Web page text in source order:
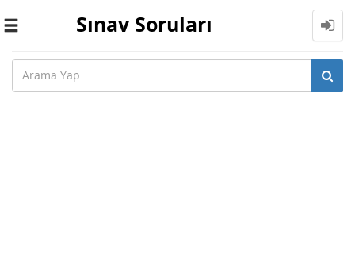
Toggle
Sınav Soruları